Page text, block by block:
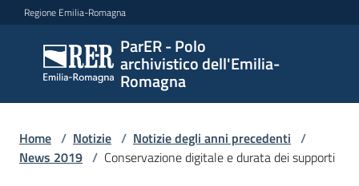
Vai al contenuto
Vai alla navigazione
Vai al footer
Regione Emilia-Romagna
ParER - Polo
archivistico dell'Emilia-
Romagna
ParER -
Polo
archivistico
Romagna
Home / Notizie / Notizie degli anni precedenti /
News 2019 / Conservazione digitale e durata dei supporti